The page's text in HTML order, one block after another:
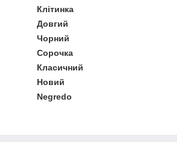
Клітинка
Довгий
Чорний
Сорочка
Класичний
Новий
Negredo